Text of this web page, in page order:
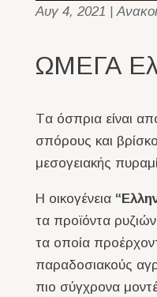
Αυγ 4, 2021 |
ΩΜΕΓΑ
Tα όσπρια είναι
σπόρους και
μεσογειακής
Η οικογένεια “
τα προϊόντα
τα οποία
παραδοσιακούς
πιο σύγχρονα